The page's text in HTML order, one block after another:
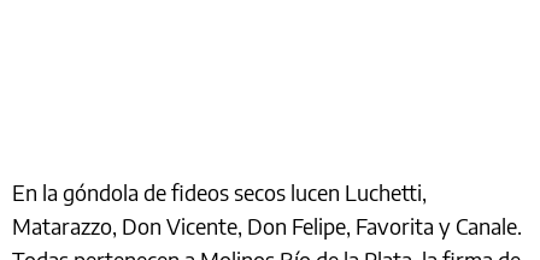
En la góndola de fideos secos lucen Luchetti,
Matarazzo, Don Vicente, Don Felipe, Favorita y Canale.